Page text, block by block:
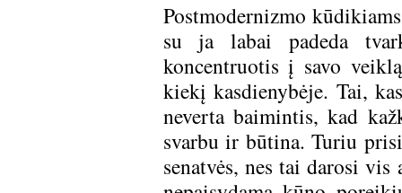
Postmodernizmo
su ja labai padeda
koncentruotis į savo
kiekį kasdienybėje. Tai,
neverta baimintis, kad
svarbu ir būtina. Turiu
senatvės, nes tai darosi